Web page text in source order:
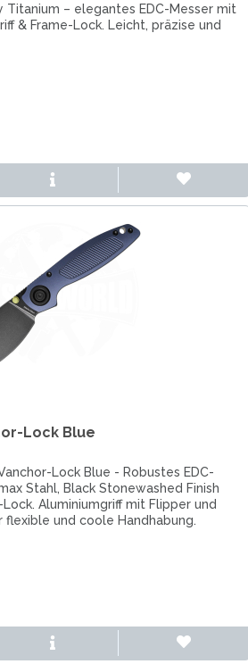
Titanium – elegantes EDC-Messer mit
& Frame-Lock. Leicht, präzise und
Lock Blue
Lock Blue - Robustes EDC-
Stahl, Black Stonewashed Finish
Aluminiumgriff mit Flipper und
flexible und coole Handhabung.